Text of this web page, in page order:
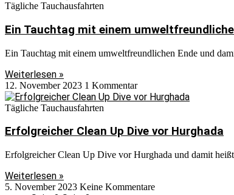
Tägliche Tauchausfahrten
Ein Tauchtag mit einem
Ein Tauchtag mit einem umweltfreundlichen Ende und
Weiterlesen »
12. November 2023 1 Kommentar
Tägliche Tauchausfahrten
Erfolgreicher Clean Up Dive vor Hurghada
Erfolgreicher Clean Up Dive vor Hurghada und damit
Weiterlesen »
5. November 2023 Keine Kommentare